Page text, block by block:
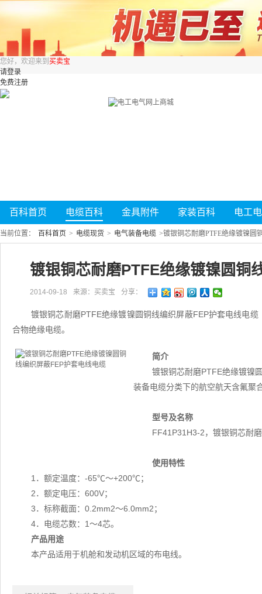
您好，欢迎来到 买卖宝
请登录
免费注册
百科首页 电缆百科 金具附件 家装百科 电工
当前位置： 百科首页 > 电缆现货 > 电气装备电缆 >镀银铜芯耐磨PTFE绝缘镀镍圆
镀银铜芯耐磨PTFE绝缘镀镍圆铜
2014-09-18 来源：买卖宝 分享：
镀银铜芯耐磨PTFE绝缘镀镍圆铜线编织屏蔽FEP护套电线电
合物绝缘电缆。
简介
镀银铜芯耐磨PTFE绝缘镀镍
装备电缆分类下的航空航天含氟聚
型号及名称
FF41P31H3-2，镀银铜芯耐
使用特性
1．额定温度：-65℃～+200℃；
2．额定电压：600V；
3．标称截面：0.2mm2～6.0mm2；
4．电缆芯数：1～4芯。
产品用途
本产品适用于机舱和发动机区域的布电线。